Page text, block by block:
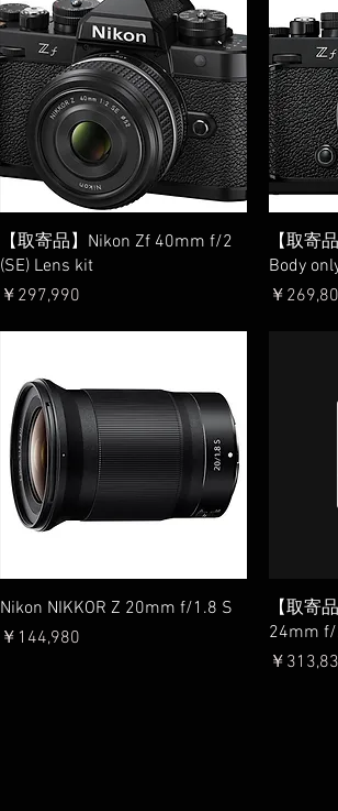
クイックビュー
【取寄品】Nikon Zf 40mm f/2
(SE) Lens kit
価格
￥297,990
【取寄
Body
価格
￥
クイックビュー
Nikon NIKKOR Z 20mm f/1.8 S
価格
￥144,980
【取寄
24mm
価格
￥